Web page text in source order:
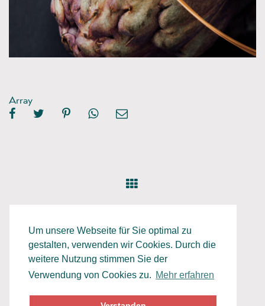
Um unsere Webseite für Sie optimal zu
gestalten, verwenden wir Cookies. Durch die
weitere Nutzung stimmen Sie der
Verwendung von Cookies zu. Mehr erfahren
Array
Datenschutz Impressum